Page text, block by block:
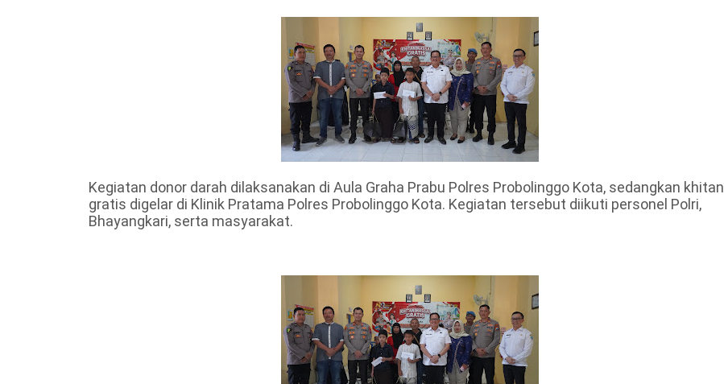
Kegiatan donor darah dilaksanakan di Aula Graha Prabu Polres Probolinggo Kota, sedangkan khitan
gratis digelar di Klinik Pratama Polres Probolinggo Kota. Kegiatan tersebut diikuti personel Polri,
Bhayangkari, serta masyarakat.